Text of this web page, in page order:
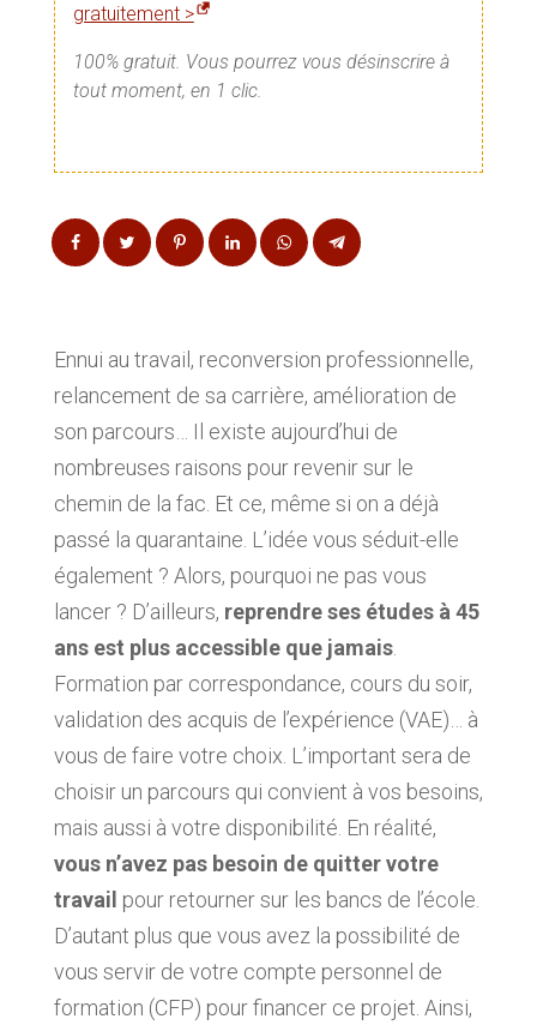
gratuitement >
100% gratuit. Vous pourrez vous désinscrire à
tout moment, en 1 clic.
Ennui au travail, reconversion professionnelle,
relancement de sa carrière, amélioration de
son parcours… Il existe aujourd’hui de
nombreuses raisons pour revenir sur le
chemin de la fac. Et ce, même si on a déjà
passé la quarantaine. L’idée vous séduit-elle
également ? Alors, pourquoi ne pas vous
lancer ? D’ailleurs, reprendre ses études à 45
ans est plus accessible que jamais.
Formation par correspondance, cours du soir,
validation des acquis de l’expérience (VAE)… à
vous de faire votre choix. L’important sera de
choisir un parcours qui convient à vos besoins,
mais aussi à votre disponibilité. En réalité,
vous n’avez pas besoin de quitter votre
travail pour retourner sur les bancs de l’école.
D’autant plus que vous avez la possibilité de
vous servir de votre compte personnel de
formation (CFP) pour financer ce projet. Ainsi,